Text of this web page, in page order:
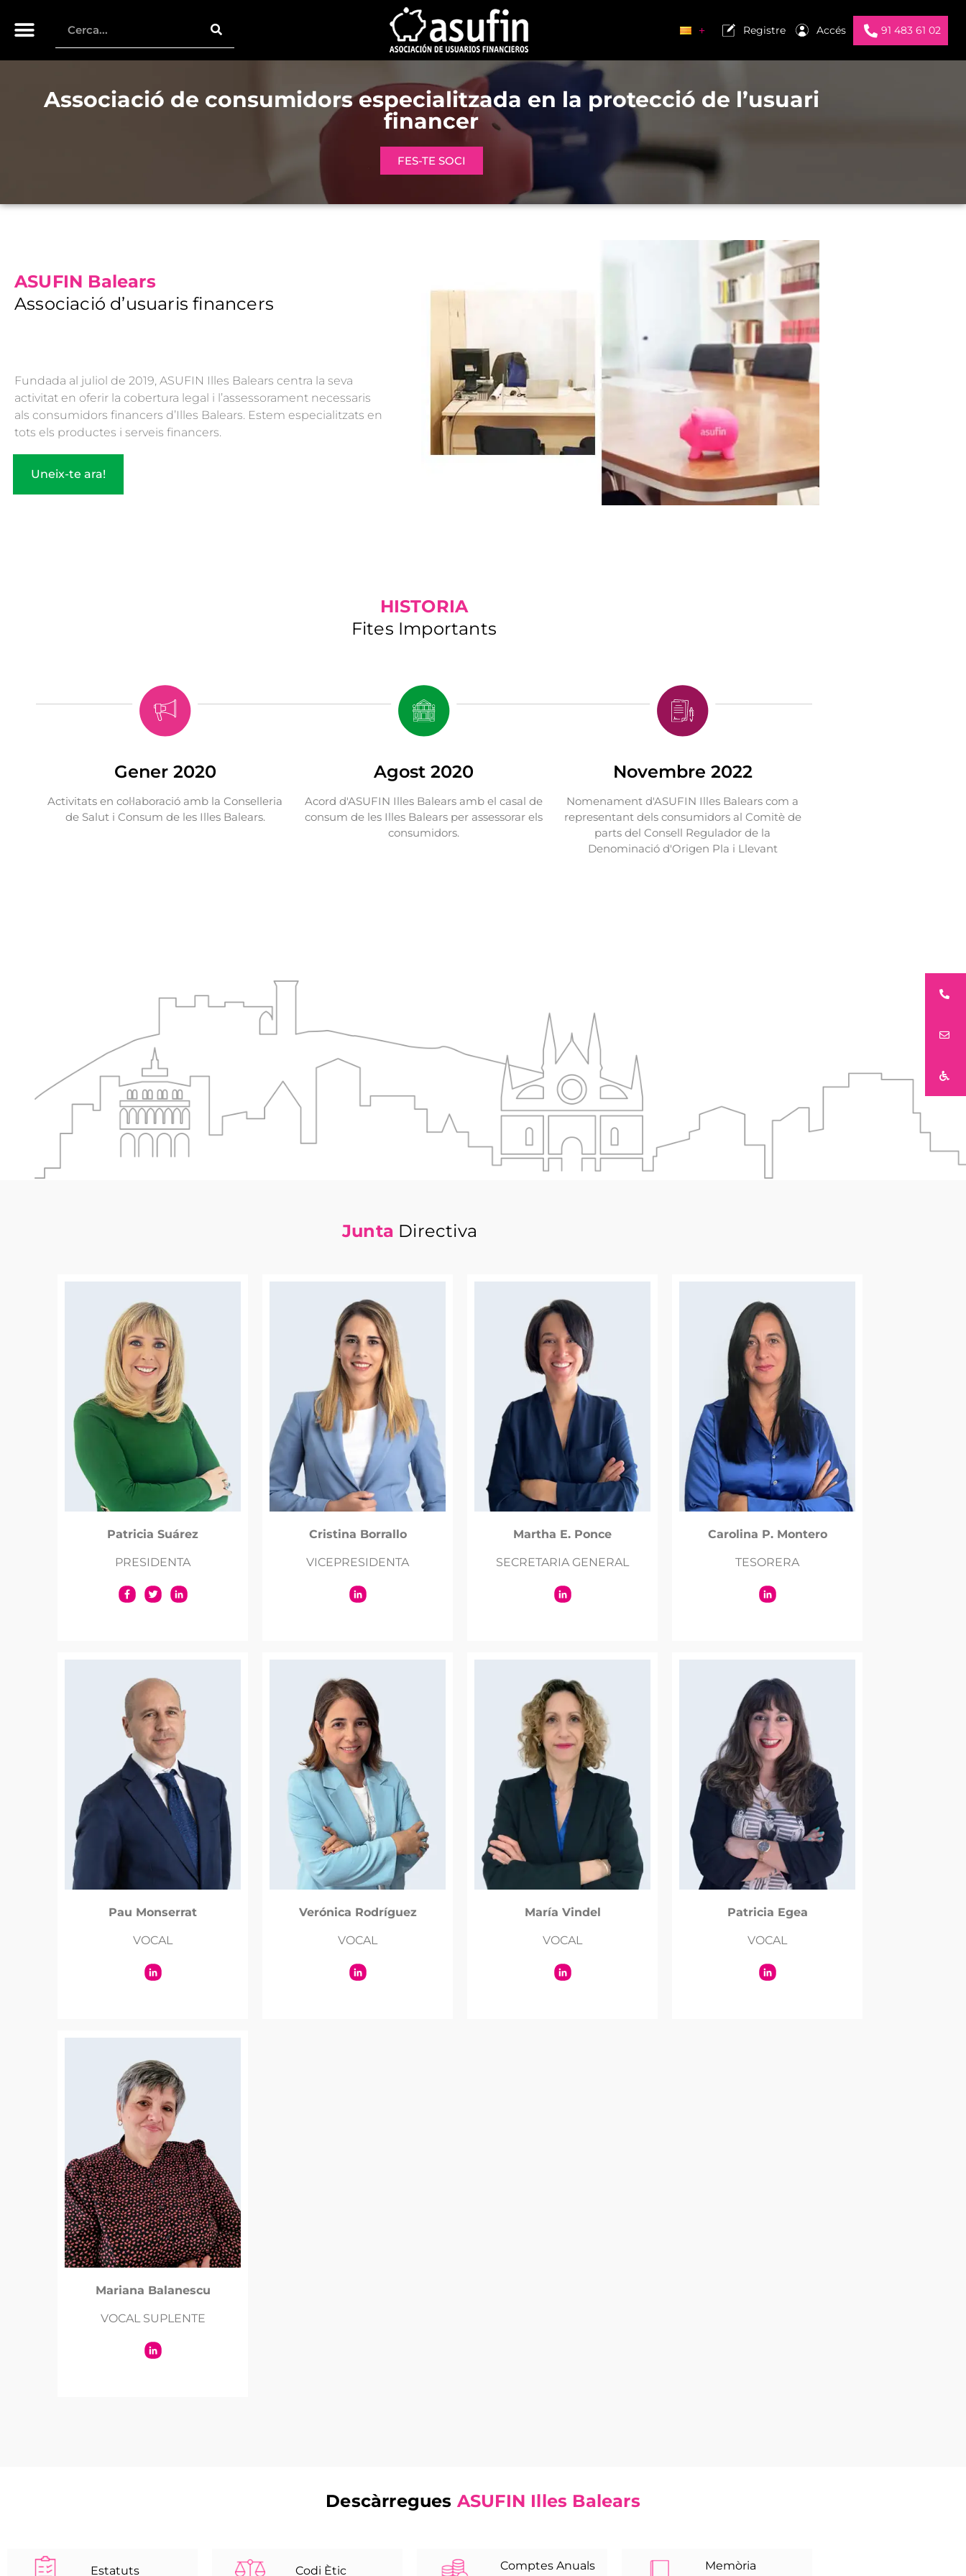
Registre Accés 91 483 61 02
Associació de consumidors especialitzada en la protecció de l’usuari
financer
FES-TE SOCI
ASUFIN Balears
Associació d’usuaris financers
Fundada al juliol de 2019, ASUFIN Illes Balears centra la seva
activitat en oferir la cobertura legal i l’assessorament necessaris
als consumidors financers d’Illes Balears. Estem especialitzats en
tots els productes i serveis financers.
Uneix-te ara!
HISTORIA
Fites Importants
Gener 2020
Activitats en col·laboració amb la Conselleria
de Salut i Consum de les Illes Balears.
Agost 2020
Acord d'ASUFIN Illes Balears amb el casal de
consum de les Illes Balears per assessorar els
consumidors.
Novembre 2022
Nomenament d'ASUFIN Illes Balears com a
representant dels consumidors al Comitè de
parts del Consell Regulador de la
Denominació d'Origen Pla i Llevant
Junta Directiva
Patricia Suárez
PRESIDENTA
Cristina Borrallo
VICEPRESIDENTA
Martha E. Ponce
SECRETARIA GENERAL
Carolina P. Montero
TESORERA
Pau Monserrat
VOCAL
Verónica Rodríguez
VOCAL
María Vindel
VOCAL
Patricia Egea
VOCAL
Mariana Balanescu
VOCAL SUPLENTE
Descàrregues ASUFIN Illes Balears
Estatuts Codi Ètic Comptes Anuals Memòria